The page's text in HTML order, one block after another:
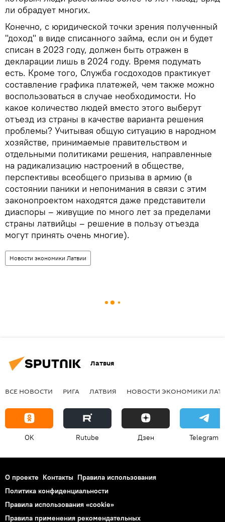
ли обрадует многих.
Конечно, с юридической точки зрения полученный
"доход" в виде списанного займа, если он и будет
списан в 2023 году, должен быть отражен в
декларации лишь в 2024 году. Время подумать
есть. Кроме того, Служба госдоходов практикует
составление графика платежей, чем также можно
воспользоваться в случае необходимости. Но
какое количество людей вместо этого выберут
отъезд из страны в качестве варианта решения
проблемы? Учитывая общую ситуацию в народном
хозяйстве, принимаемые правительством и
отдельными политиками решения, направленные
на радикализацию настроений в обществе,
перспективы всеобщего призыва в армию (в
состоянии паники и непонимания в связи с этим
законопроектом находятся даже представители
диаспоры – живущие по много лет за пределами
страны латвийцы – решение в пользу отъезда
могут принять очень многие).
Новости экономики Латвии
Латвия
ВСЕ НОВОСТИ РИГА ЛАТВИЯ НОВОСТИ ЭКОНОМИКИ
OK Rutube Дзен Telegram
О проекте Контакты Правила использования
Политика конфиденциальности
Правила использования «cookie»
Правила применения рекомендательных